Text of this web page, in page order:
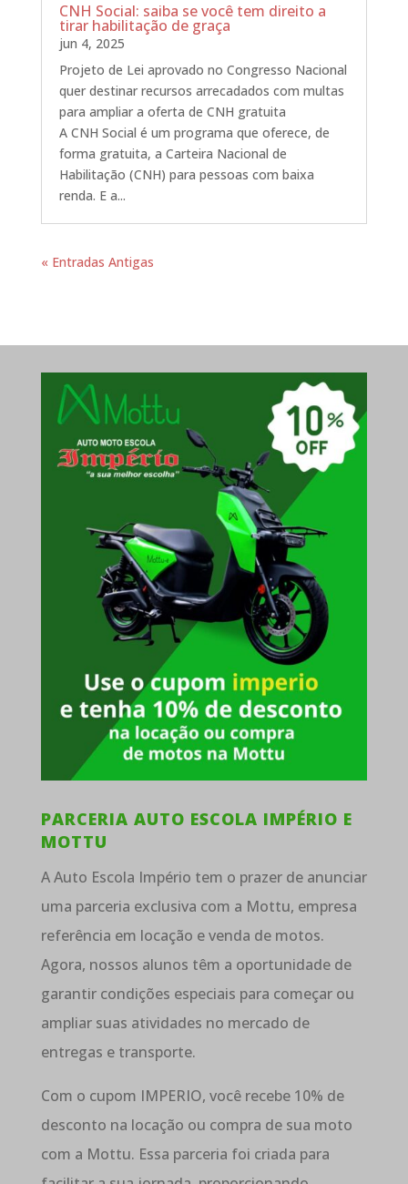
CNH Social: saiba se você tem direito a
tirar habilitação de graça
jun 4, 2025
Projeto de Lei aprovado no Congresso Nacional
quer destinar recursos arrecadados com multas
para ampliar a oferta de CNH gratuita
A CNH Social é um programa que oferece, de
forma gratuita, a Carteira Nacional de
Habilitação (CNH) para pessoas com baixa
renda. E a...
« Entradas Antigas
PARCERIA AUTO ESCOLA IMPÉRIO E
MOTTU
A Auto Escola Império tem o prazer de anunciar
uma parceria exclusiva com a Mottu, empresa
referência em locação e venda de motos.
Agora, nossos alunos têm a oportunidade de
garantir condições especiais para começar ou
ampliar suas atividades no mercado de
entregas e transporte.
Com o cupom IMPERIO, você recebe 10% de
desconto na locação ou compra de sua moto
com a Mottu. Essa parceria foi criada para